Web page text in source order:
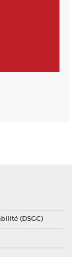
(DSGC)